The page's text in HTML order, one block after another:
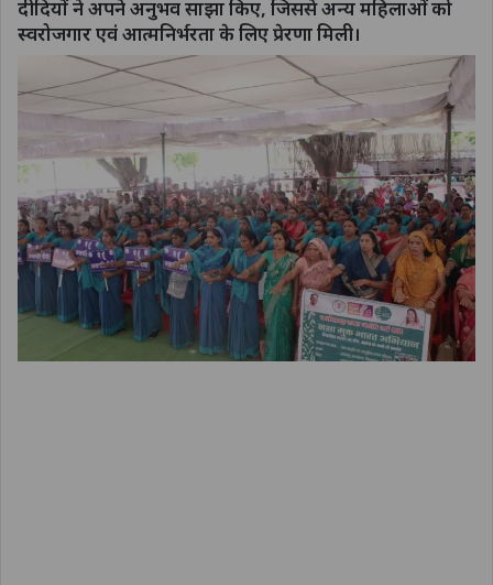
दीदियों ने अपने अनुभव साझा किए, जिससे अन्य महिलाओं को
स्वरोजगार एवं आत्मनिर्भरता के लिए प्रेरणा मिली।